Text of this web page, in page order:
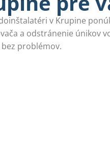
v Krupine
a odstránenie únikov
problémov.